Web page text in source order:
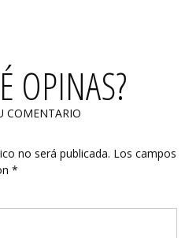
OPINAS?
COMENTARIO
no será publicada. Los campos
*